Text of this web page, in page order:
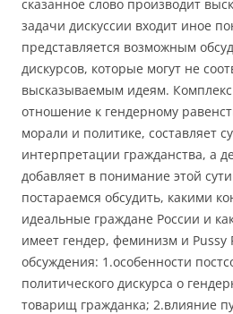
сказанное слово производит
задачи дискуссии входит иное
представляется возможным
дискурсов, которые могут не
высказываемым идеям.
отношение к гендерному
морали и политике, составляет
интерпретации гражданства, а
добавляет в понимание этой
постараемся обсудить, какими
идеальные граждане России и
имеет гендер, феминизм и Pussy
обсуждения: 1.особенности
политического дискурса о
товарищ гражданка; 2.влияние